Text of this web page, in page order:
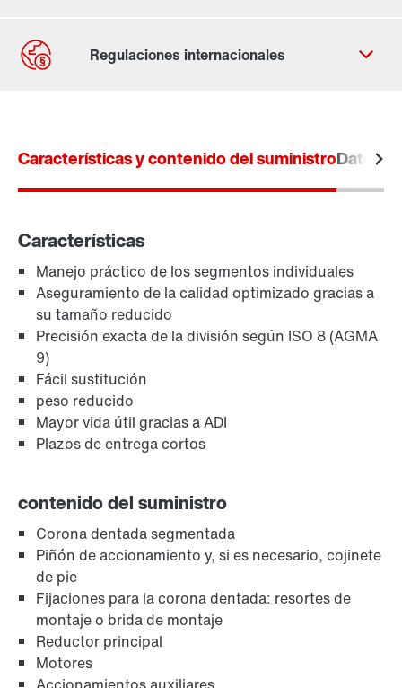
Características y contenido del suministroDatos
Características
Manejo práctico de los segmentos individuales
Aseguramiento de la calidad optimizado gracias a
su tamaño reducido
Precisión exacta de la división según ISO 8 (AGMA
9)
Fácil sustitución
peso reducido
Mayor vida útil gracias a ADI
Plazos de entrega cortos
contenido del suministro
Corona dentada segmentada
Piñón de accionamiento y, si es necesario, cojinete
de pie
Fijaciones para la corona dentada: resortes de
montaje o brida de montaje
Reductor principal
Motores